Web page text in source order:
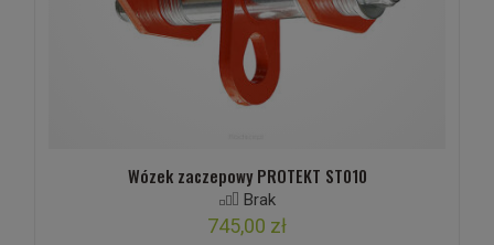
Wózek zaczepowy PROTEKT ST010
Brak
745,00 zł